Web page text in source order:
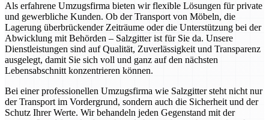
Als erfahrene Umzugsfirma bieten wir flexible Lösungen für private
und gewerbliche Kunden. Ob der Transport von Möbeln, die
Lagerung überbrückender Zeiträume oder die Unterstützung bei der
Abwicklung mit Behörden – Salzgitter ist für Sie da. Unsere
Dienstleistungen sind auf Qualität, Zuverlässigkeit und Transparenz
ausgelegt, damit Sie sich voll und ganz auf den nächsten
Lebensabschnitt konzentrieren können.
Bei einer professionellen Umzugsfirma wie Salzgitter steht nicht nur
der Transport im Vordergrund, sondern auch die Sicherheit und der
Schutz Ihrer Werte. Wir behandeln jeden Gegenstand mit der